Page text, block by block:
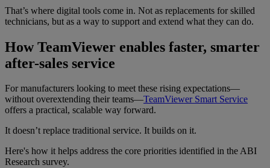
That’s where digital tools come in. Not as replacements for skilled
technicians, but as a way to support and extend what they can do.
How TeamViewer enables faster, smarter
after-sales service
For manufacturers looking to meet these rising expectations—
without overextending their teams—TeamViewer Smart Service
offers a practical, scalable way forward.
It doesn’t replace traditional service. It builds on it.
Here's how it helps address the core priorities identified in the ABI
Research survey.